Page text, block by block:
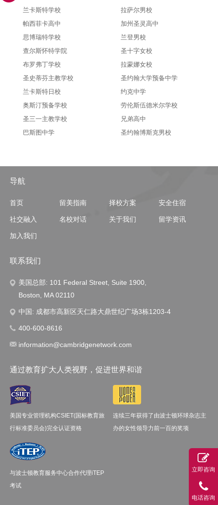
兰卡斯特学校
拉萨尔男校
帕西菲卡高中
加州圣灵高中
思博瑞特学校
兰登男校
查尔斯怀特学院
圣十字女校
布罗弗丁学校
拉蒙娜女校
圣史蒂芬主教学校
圣约翰大学预备中学
兰卡斯特日校
约克中学
奥斯汀预备学校
劳伦斯伍德米尔学校
圣三一主教学校
兄弟高中
巴斯图中学
圣约翰博斯克男校
导航
首页 留美指南 择校方案 安全住宿
社交融入 名校对话 关于我们 留学资讯
加入我们
联系我们
美国总部: 101 Federal Street, Suite 1900,
Boston, MA 02110
中国: 成都市高新区天仁路大鼎世纪广场3栋1203-4
400-600-8616
information@cambridgenetwork.com
通过教育扩大人类视野，促进世界和谐
美国专业管理机构CSIET(国标教育旅
行标准委员会)完全认证资格
连续三年获得了由波士顿环球杂志主
办的女性领导力前一百的奖项
与波士顿教育服务中心合作代理iTEP
考试
立即咨询
电话咨询